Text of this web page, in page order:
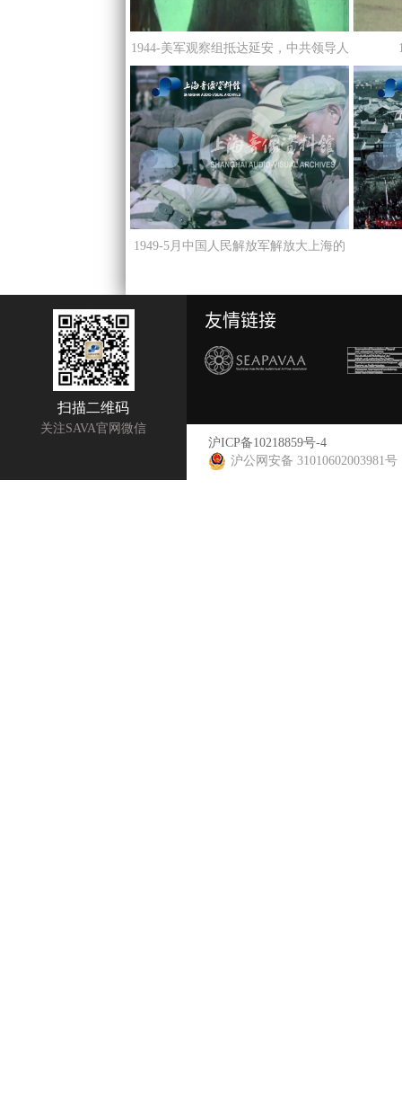
1944-美军观察组抵达延安，中共领导人
机场迎接-给主席带草帽
1949-5月中国人民解放军解放大上海的
扫描二维码
关注SAVA官网微信
友情链接
沪ICP备10218859号-4
沪公网安备 31010602003981号